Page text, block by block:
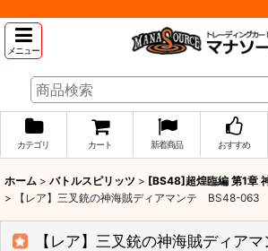
メニュー
カテゴリ カート 新着商品 おすすめ
ホーム > バトルスピリッツ > [BS48]超煌臨編 第1章
>
【レア】三叉銃の神海賊ディアマンテ BS48-063
【レア】三叉銃の神海賊ディ